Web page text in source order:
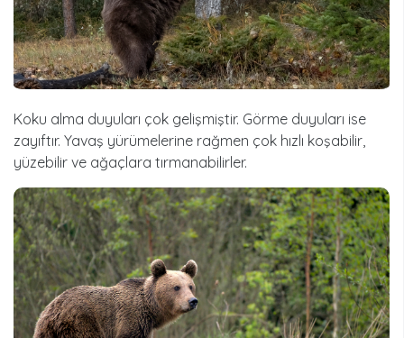
Koku alma duyuları çok gelişmiştir. Görme duyuları ise
zayıftır. Yavaş yürümelerine rağmen çok hızlı koşabilir,
yüzebilir ve ağaçlara tırmanabilirler.